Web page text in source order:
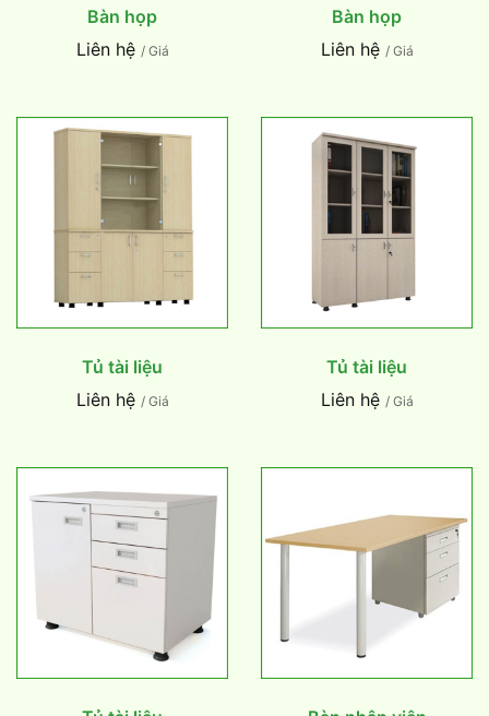
Bàn họp
Liên hệ / Giá
Bàn họp
Liên hệ / Giá
Tủ tài liệu
Liên hệ / Giá
Tủ tài liệu
Liên hệ / Giá